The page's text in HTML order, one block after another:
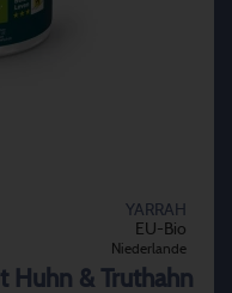
YARRAH
EU-Bio
Niederlande
Huhn & Truthahn